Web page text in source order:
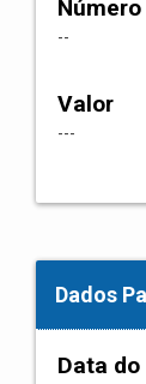
--
Valor
---
Dados
Data